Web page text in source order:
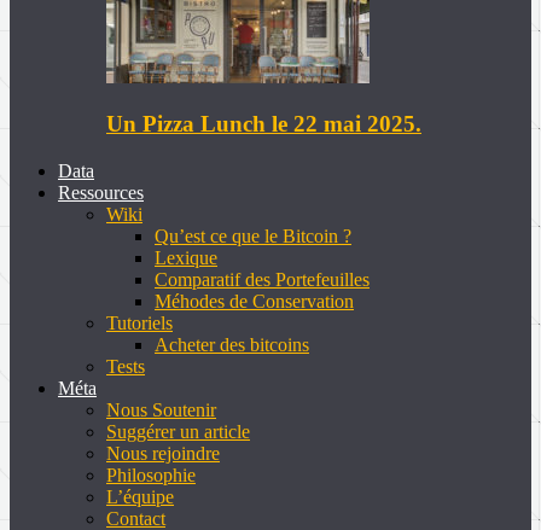
Un Pizza Lunch le 22 mai 2025.
Data
Ressources
Wiki
Qu’est ce que le Bitcoin ?
Lexique
Comparatif des Portefeuilles
Méhodes de Conservation
Tutoriels
Acheter des bitcoins
Tests
Méta
Nous Soutenir
Suggérer un article
Nous rejoindre
Philosophie
L’équipe
Contact